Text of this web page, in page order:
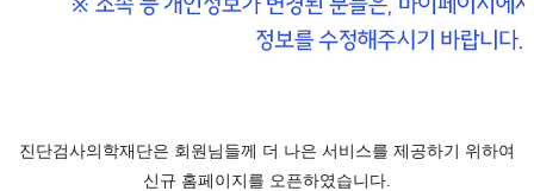
진단검사의학재단은 회원님들께 더 나은 서비스를 제공하기 위하여
신규 홈페이지를 오픈하였습니다.